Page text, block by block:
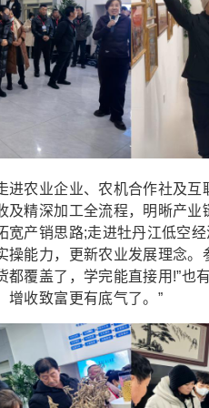
业企业、农机合作社及互
及精深加工全流程，明晰产
宽产销思路;走进牡丹江低空
能力，更新农业发展理念。
覆盖了，学完能直接用!”也
增收致富更有底气了。”